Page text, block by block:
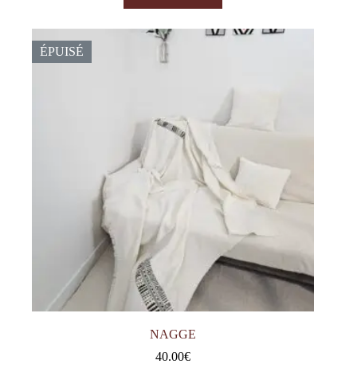
ÉPUISÉ
NAGGE
40.00€